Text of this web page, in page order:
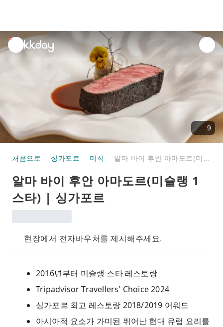
unread
notifications
9
처음으로 싱가포르 미식
알마 바이 후안 아마도르(미슐랭 1
스타) | 싱가포르
현장에서 전자바우처를 제시해주세요.
2016년부터 미슐랭 스타 레스토랑
Tripadvisor Travellers' Choice 2024
싱가포르 최고 레스토랑 2018/2019 어워드
아시아적 요소가 가미된 뛰어난 현대 유럽 요리를